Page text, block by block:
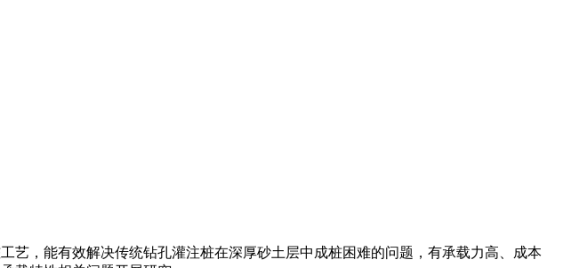
，能有效解决传统钻孔灌注桩在深厚砂土层中成桩困难的问题，有承载力高、成本